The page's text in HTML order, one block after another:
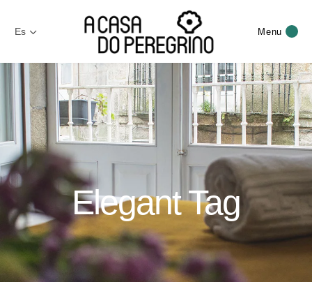
Es Menu
Elegant Tag